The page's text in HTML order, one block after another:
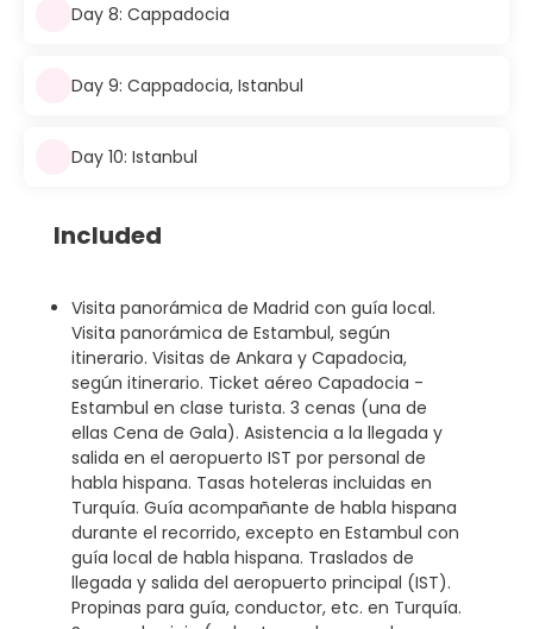
Day 8: Cappadocia
Day 9: Cappadocia, Istanbul
Day 10: Istanbul
Included
Visita panorámica de Madrid con guía local.
Visita panorámica de Estambul, según
itinerario. Visitas de Ankara y Capadocia,
según itinerario. Ticket aéreo Capadocia -
Estambul en clase turista. 3 cenas (una de
ellas Cena de Gala). Asistencia a la llegada y
salida en el aeropuerto IST por personal de
habla hispana. Tasas hoteleras incluidas en
Turquía. Guía acompañante de habla hispana
durante el recorrido, excepto en Estambul con
guía local de habla hispana. Traslados de
llegada y salida del aeropuerto principal (IST).
Propinas para guía, conductor, etc. en Turquía.